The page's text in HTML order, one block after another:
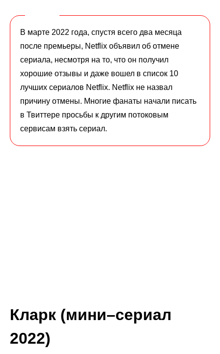
В марте 2022 года, спустя всего два месяца
после премьеры, Netflix объявил об отмене
сериала, несмотря на то, что он получил
хорошие отзывы и даже вошел в список 10
лучших сериалов Netflix. Netflix не назвал
причину отмены. Многие фанаты начали писать
в Твиттере просьбы к другим потоковым
сервисам взять сериал.
Кларк (мини–сериал
2022)